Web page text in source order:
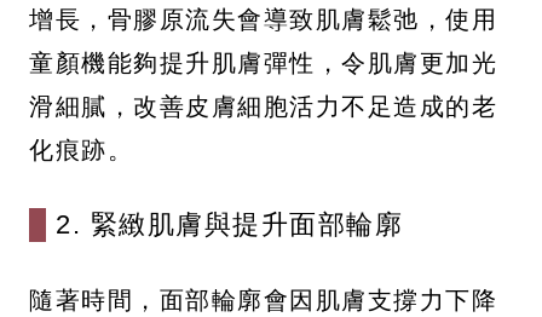
增長，骨膠原流失會導致肌膚鬆弛，使用
童顏機能夠提升肌膚彈性，令肌膚更加光
滑細膩，改善皮膚細胞活力不足造成的老
化痕跡。
2. 緊緻肌膚與提升面部輪廓
隨著時間，面部輪廓會因肌膚支撐力下降